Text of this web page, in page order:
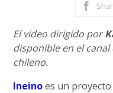
El video dirigido por
disponible en el
chileno.
Ineinoes un proyecto